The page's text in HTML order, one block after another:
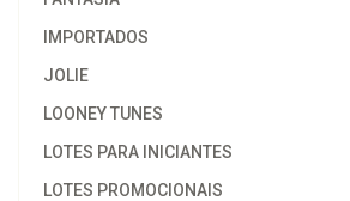
IMPORTADOS
JOLIE
LOONEY TUNES
LOTES PARA INICIANTES
LOTES PROMOCIONAIS